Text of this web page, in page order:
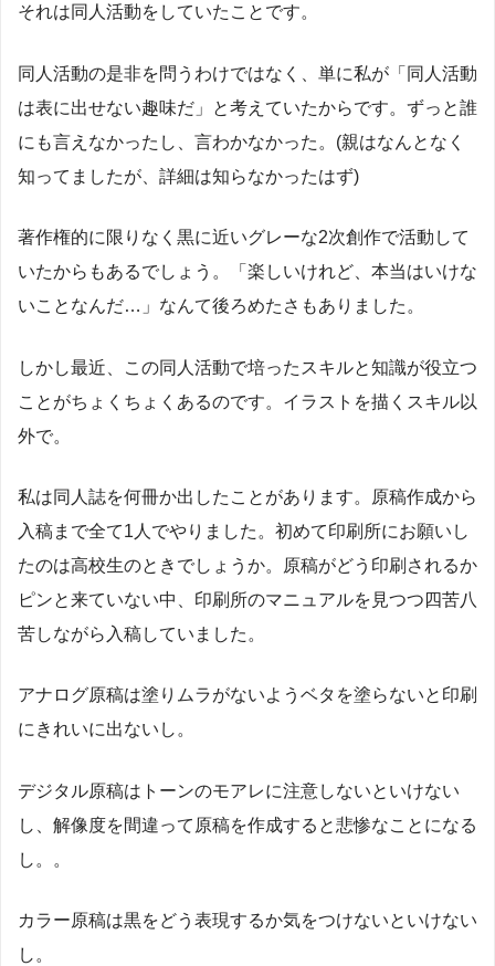
それは同人活動をしていたことです。
同人活動の是非を問うわけではなく、単に私が「同人活動
は表に出せない趣味だ」と考えていたからです。ずっと誰
にも言えなかったし、言わかなかった。(親はなんとなく
知ってましたが、詳細は知らなかったはず)
著作権的に限りなく黒に近いグレーな2次創作で活動して
いたからもあるでしょう。「楽しいけれど、本当はいけな
いことなんだ…」なんて後ろめたさもありました。
しかし最近、この同人活動で培ったスキルと知識が役立つ
ことがちょくちょくあるのです。イラストを描くスキル以
外で。
私は同人誌を何冊か出したことがあります。原稿作成から
入稿まで全て1人でやりました。初めて印刷所にお願いし
たのは高校生のときでしょうか。原稿がどう印刷されるか
ピンと来ていない中、印刷所のマニュアルを見つつ四苦八
苦しながら入稿していました。
アナログ原稿は塗りムラがないようベタを塗らないと印刷
にきれいに出ないし。
デジタル原稿はトーンのモアレに注意しないといけない
し、解像度を間違って原稿を作成すると悲惨なことになる
し。。
カラー原稿は黒をどう表現するか気をつけないといけない
し。